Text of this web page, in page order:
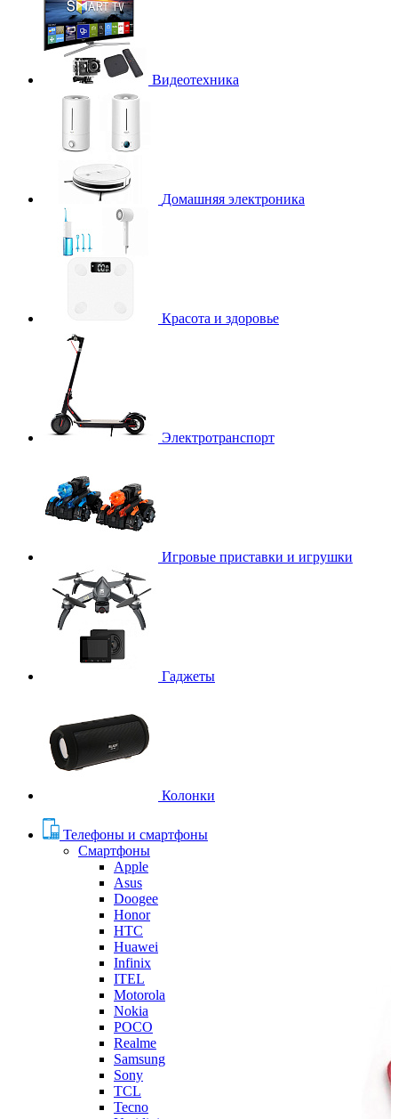
Видеотехника
Домашняя электроника
Красота и здоровье
Электротранспорт
Игровые приставки и игрушки
Гаджеты
Колонки
Телефоны и смартфоны
Смартфоны
Apple
Asus
Doogee
Honor
HTC
Huawei
Infinix
ITEL
Motorola
Nokia
POCO
Realme
Samsung
Sony
TCL
Tecno